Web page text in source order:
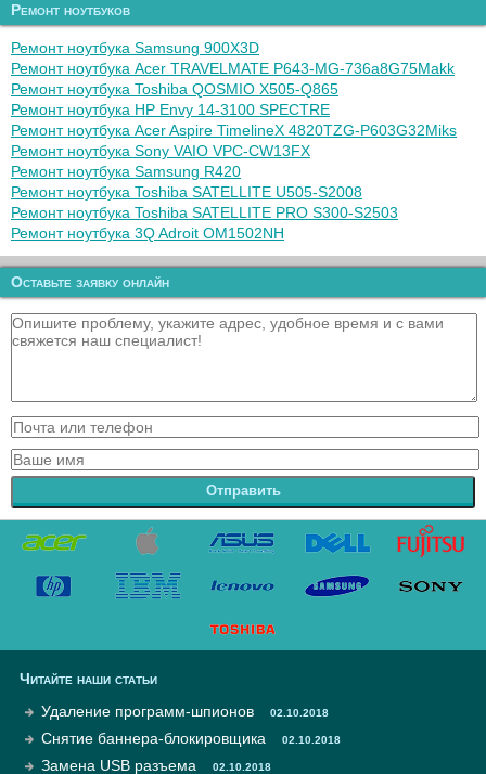
Ремонт ноутбуков
Ремонт ноутбука Samsung 900X3D
Ремонт ноутбука Acer TRAVELMATE P643-MG-736a8G75Makk
Ремонт ноутбука Toshiba QOSMIO X505-Q865
Ремонт ноутбука HP Envy 14-3100 SPECTRE
Ремонт ноутбука Acer Aspire TimelineX 4820TZG-P603G32Miks
Ремонт ноутбука Sony VAIO VPC-CW13FX
Ремонт ноутбука Samsung R420
Ремонт ноутбука Toshiba SATELLITE U505-S2008
Ремонт ноутбука Toshiba SATELLITE PRO S300-S2503
Ремонт ноутбука 3Q Adroit OM1502NH
Оставьте заявку онлайн
Отправить
Читайте наши статьи
Удаление программ-шпионов
02.10.2018
Снятие баннера-блокировщика 02.10.2018
Замена USB разъема 02.10.2018